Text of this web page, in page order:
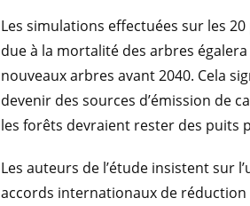
Les simulations effectuées sur les
due à la mortalité des arbres
nouveaux arbres avant 2040. Cela
devenir des sources d’émission de
les forêts devraient rester des puits
Les auteurs de l’étude insistent sur
accords internationaux de réduction